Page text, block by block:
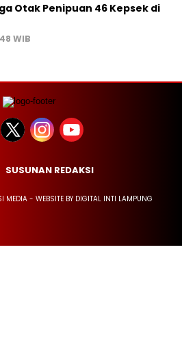
Otak Penipuan 46 Kepsek di
WIB
SUSUNAN REDAKSI
MEDIA - WEBSITE BY DIGITAL INTI LAMPUNG